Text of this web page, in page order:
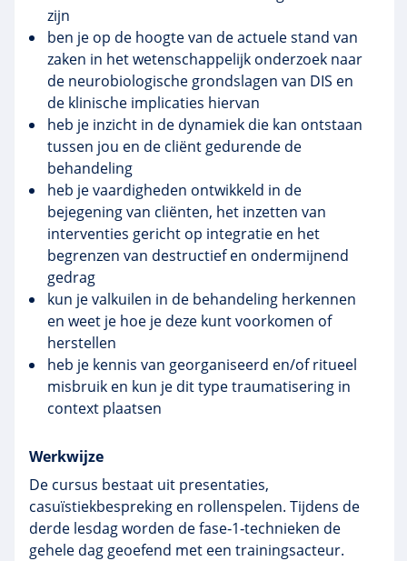
zijn
ben je op de hoogte van de actuele stand van
zaken in het wetenschappelijk onderzoek naar
de neurobiologische grondslagen van DIS en
de klinische implicaties hiervan
heb je inzicht in de dynamiek die kan ontstaan
tussen jou en de cliënt gedurende de
behandeling
heb je vaardigheden ontwikkeld in de
bejegening van cliënten, het inzetten van
interventies gericht op integratie en het
begrenzen van destructief en ondermijnend
gedrag
kun je valkuilen in de behandeling herkennen
en weet je hoe je deze kunt voorkomen of
herstellen
heb je kennis van georganiseerd en/of ritueel
misbruik en kun je dit type traumatisering in
context plaatsen
Werkwijze
De cursus bestaat uit presentaties,
casuïstiekbespreking en rollenspelen. Tijdens de
derde lesdag worden de fase‑1‑technieken de
gehele dag geoefend met een trainingsacteur.